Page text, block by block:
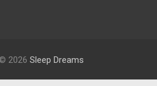
2026 Sleep Dreams